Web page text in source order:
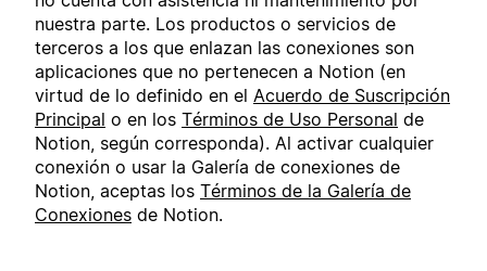
nuestra parte. Los productos o servicios de
terceros a los que enlazan las conexiones son
aplicaciones que no pertenecen a Notion (en
virtud de lo definido en el Acuerdo de Suscripción
Principal o en los Términos de Uso Personal de
Notion, según corresponda). Al activar cualquier
conexión o usar la Galería de conexiones de
Notion, aceptas los Términos de la Galería de
Conexiones de Notion.